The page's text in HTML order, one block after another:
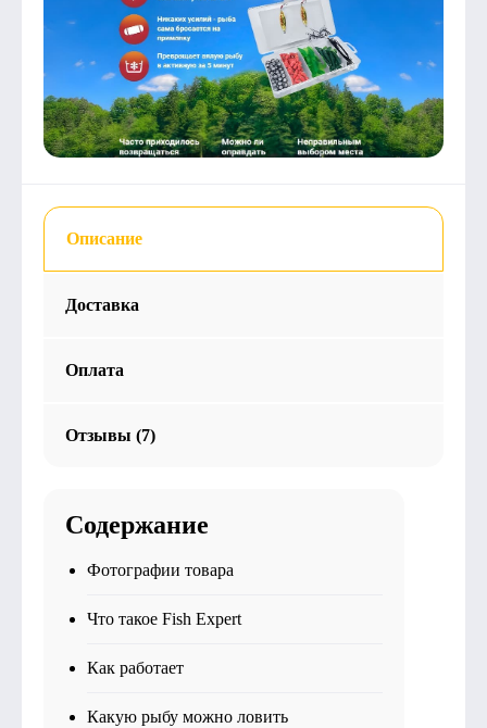
Описание
Доставка
Оплата
Отзывы (7)
Содержание
Фотографии товара
Что такое Fish Expert
Как работает
Какую рыбу можно ловить